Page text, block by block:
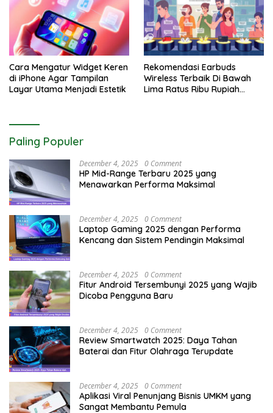
Cara Mengatur Widget Keren
di iPhone Agar Tampilan
Layar Utama Menjadi Estetik
Rekomendasi Earbuds
Wireless Terbaik Di Bawah
Lima Ratus Ribu Rupiah
Paling Populer
December 4, 2025 0 Comment
HP Mid-Range Terbaru 2025 yang
Menawarkan Performa Maksimal
December 4, 2025 0 Comment
Laptop Gaming 2025 dengan Performa
Kencang dan Sistem Pendingin Maksimal
December 4, 2025 0 Comment
Fitur Android Tersembunyi 2025 yang Wajib
Dicoba Pengguna Baru
December 4, 2025 0 Comment
Review Smartwatch 2025: Daya Tahan
Baterai dan Fitur Olahraga Terupdate
December 4, 2025 0 Comment
Aplikasi Viral Penunjang Bisnis UMKM yang
Sangat Membantu Pemula